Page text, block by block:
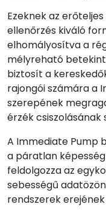
Ezeknek az
ellenőrzés kiváló
elhomályosítva a
mélyreható
biztosít a
rajongói számára a
szerepének
érzék csiszolásának
A Immediate Pump
a páratlan
feldolgozza az
sebességű
rendszerek